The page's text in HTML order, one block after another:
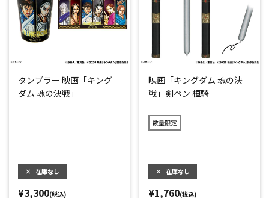
タンブラー 映画「キング
ダム 魂の決戦」
× 在庫なし
¥3,300(税込)
映画「キングダム 魂の決
戦」剣ペン 桓騎
数量限定
× 在庫なし
¥1,760(税込)